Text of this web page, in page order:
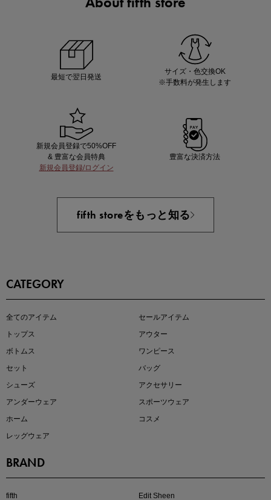
近日販売のアイテムを先見せ
真夏のオフィスカジュアル
最短で翌日発送
サイズ・色交換OK
※手数料が発生します
新規会員登録で50%OFF
& 豊富な会員特典
新規会員登録/ログイン
豊富な決済方法
fifth storeをもっと知る
CATEGORY
全てのアイテム
セールアイテム
トップス
アウター
ボトムス
ワンピース
セット
バッグ
シューズ
アクセサリー
アンダーウェア
スポーツウェア
ホーム
コスメ
レッグウェア
BRAND
fifth
Edit Sheen